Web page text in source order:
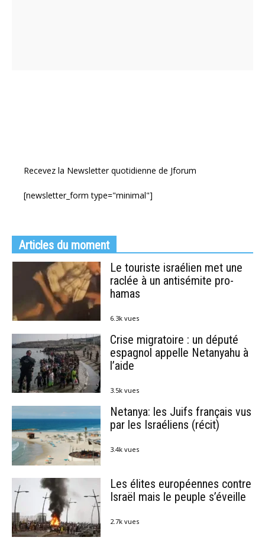
Recevez la Newsletter quotidienne de Jforum
[newsletter_form type="minimal"]
Articles du moment
Le touriste israélien met une
raclée à un antisémite pro-
hamas
6.3k vues
Crise migratoire : un député
espagnol appelle Netanyahu à
l’aide
3.5k vues
Netanya: les Juifs français vus
par les Israéliens (récit)
3.4k vues
Les élites européennes contre
Israël mais le peuple s’éveille
2.7k vues